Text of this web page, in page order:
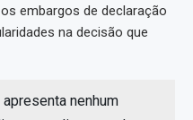
embargos de declaração
na decisão que
nenhum